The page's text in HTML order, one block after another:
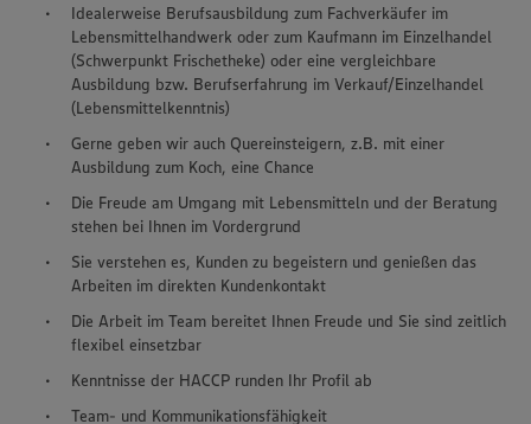
Idealerweise Berufsausbildung zum Fachverkäufer im
Lebensmittelhandwerk oder zum Kaufmann im Einzelhandel
(Schwerpunkt Frischetheke) oder eine vergleichbare
Ausbildung bzw. Berufserfahrung im Verkauf/Einzelhandel
(Lebensmittelkenntnis)
Gerne geben wir auch Quereinsteigern, z.B. mit einer
Ausbildung zum Koch, eine Chance
Die Freude am Umgang mit Lebensmitteln und der Beratung
stehen bei Ihnen im Vordergrund
Sie verstehen es, Kunden zu begeistern und genießen das
Arbeiten im direkten Kundenkontakt
Die Arbeit im Team bereitet Ihnen Freude und Sie sind zeitlich
flexibel einsetzbar
Kenntnisse der HACCP runden Ihr Profil ab
Team- und Kommunikationsfähigkeit